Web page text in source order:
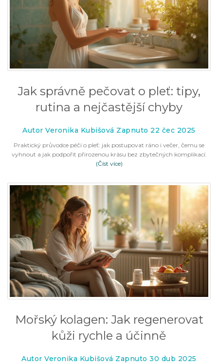
Jak správně pečovat o pleť: tipy,
rutina a nejčastější chyby
Autor Veronika Kubišová Zapnuto 22 čec 2025
Praktický průvodce péčí o pleť: jak postupovat ráno i večer, čemu se
vyhnout a jak podpořit přirozenou krásu bez zbytečných komplikací.
(Číst více)
Mořský kolagen: Jak regenerovat
kůži rychle a účinně
Autor Veronika Kubišová Zapnuto 30 dub 2025